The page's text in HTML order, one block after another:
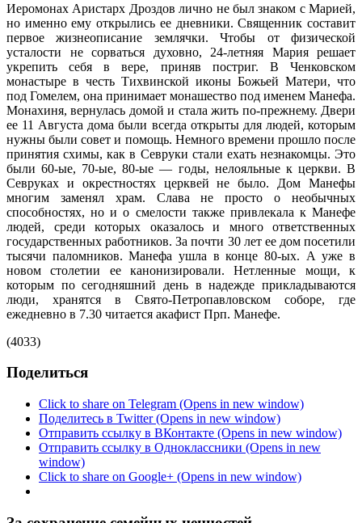
Иеромонах Аристарх Дроздов лично не был знаком с Марией,
но именно ему открылись ее дневники. Священник составит
первое жизнеописание землячки. Чтобы от физической
усталости не сорваться духовно, 24-летняя Мария решает
укрепить себя в вере, приняв постриг. В Ченковском
монастыре в честь Тихвинской иконы Божьей Матери, что
под Гомелем, она принимает монашество под именем Манефа.
Монахиня, вернулась домой и стала жить по-прежнему. Двери
ее 11 Августа дома были всегда открыты для людей, которым
нужны были совет и помощь. Немного времени прошло после
принятия схимы, как в Севруки стали ехать незнакомцы. Это
были 60-ые, 70-ые, 80-ые — годы, нелояльные к церкви. В
Севруках и окрестностях церквей не было. Дом Манефы
многим заменял храм. Слава не просто о необычных
способностях, но и о смелости также привлекала к Манефе
людей, среди которых оказалось и много ответственных
государственных работников. За почти 30 лет ее дом посетили
тысячи паломников. Манефа ушла в конце 80-ых. А уже в
новом столетии ее канонизировали. Нетленные мощи, к
которым по сегодняшний день в надежде прикладываются
люди, хранятся в Свято-Петропавловском соборе, где
ежедневно в 7.30 читается акафист Прп. Манефе.
(4033)
Поделиться
Click to share on Telegram (Opens in new window)
Поделитесь в Twitter (Opens in new window)
Отправить ссылку в ВКонтакте (Opens in new window)
Отправить ссылку в Одноклассники (Opens in new
window)
Click to share on Google+ (Opens in new window)